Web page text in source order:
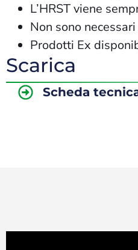
L’HRST viene
Non sono
Prodotti Ex
Scarica
Scheda